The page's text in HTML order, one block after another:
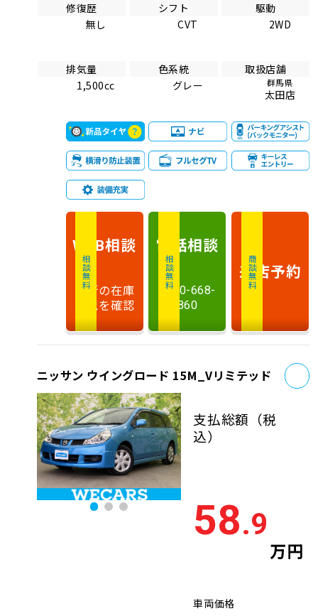
修復歴
無し
シフト
CVT
駆動
2WD
排気量
1,500cc
色系統
グレー
取扱店舗
群馬県
太田店
相談無料
WEB相談
最新の在庫
状況を確認
相談無料
電話相談
0120-668-
860
商談無料
来店予約
ニッサン ウイングロード 15M_Vリミテッド
支払総額 （税
込）
58.9
万円
車両価格